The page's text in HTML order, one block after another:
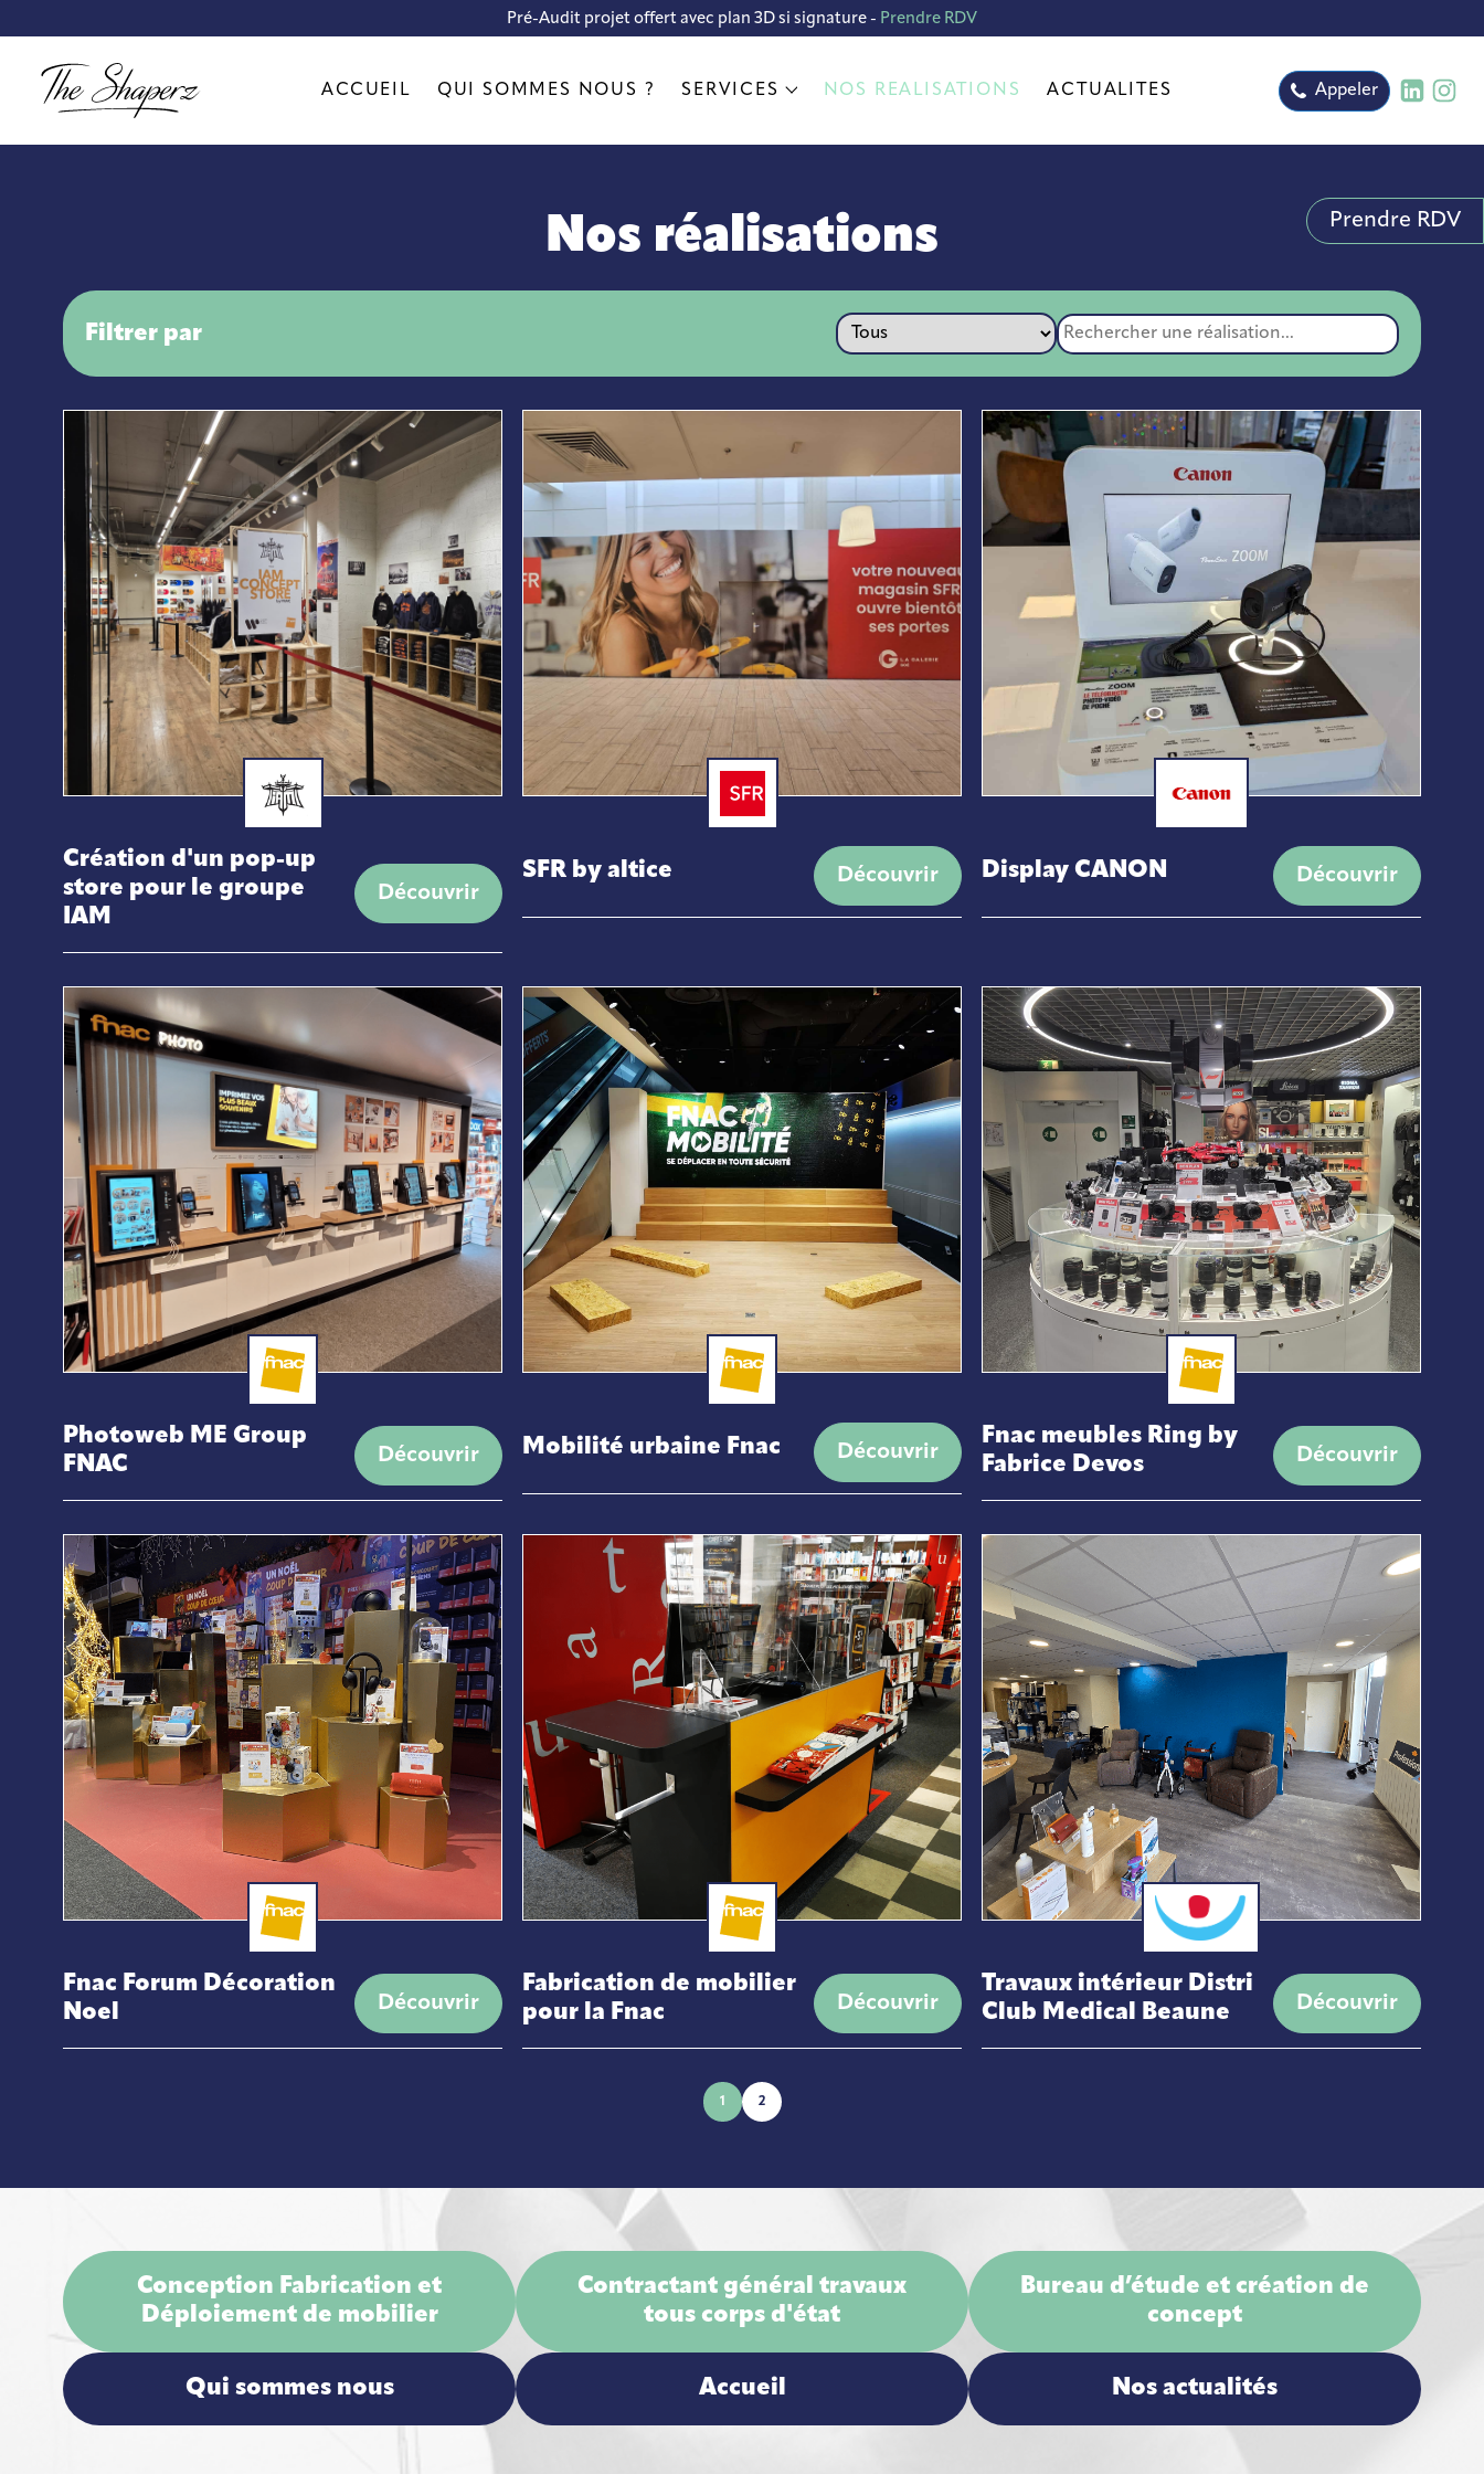
Pré-Audit projet offert avec plan 3D si signature - Prendre RDV
ACCUEIL QUI SOMMES NOUS ? SERVICES
Bureau d’étude et création
de concept
Conception Fabrication et
Déploiement de mobilier
Contractant général travaux
tous corps d’état
NOS RÉALISATIONS ACTUALITÉS Appeler
Prendre RDV
Nos réalisations
Filtrer par
Création d'un pop-up
store pour le groupe
IAM
Découvrir
SFR by altice Découvrir Display CANON Découvrir
Photoweb ME Group
FNAC
Découvrir Mobilité urbaine Fnac Découvrir
Fnac meubles Ring by
Fabrice Devos
Découvrir
Fnac Forum Décoration
Noel
Découvrir
Fabrication de mobilier
pour la Fnac
Découvrir
Travaux intérieur Distri
Club Medical Beaune
Découvrir
1 2
Conception Fabrication et
Déploiement de mobilier
Contractant général travaux
tous corps d'état
Bureau d’étude et création de
concept
Qui sommes nous Accueil Nos actualités